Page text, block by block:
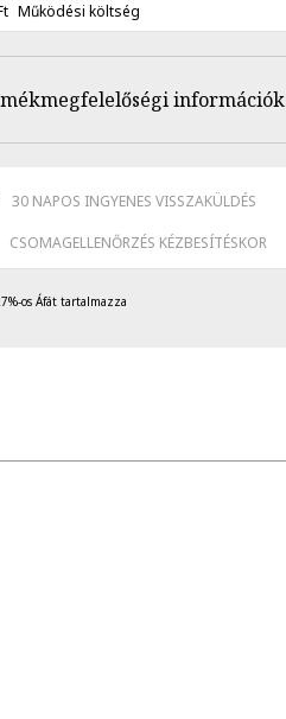
Működési költség
információk
30 NAPOS INGYENES VISSZAKÜLDÉS
CSOMAGELLENŐRZÉS KÉZBESÍTÉSKOR
os Áfát tartalmazza